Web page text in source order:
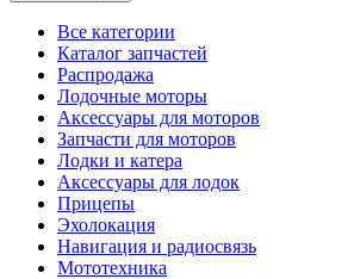
Все категории
Каталог запчастей
Распродажа
Лодочные моторы
Аксессуары для моторов
Запчасти для моторов
Лодки и катера
Аксессуары для лодок
Прицепы
Эхолокация
Навигация и радиосвязь
Мототехника